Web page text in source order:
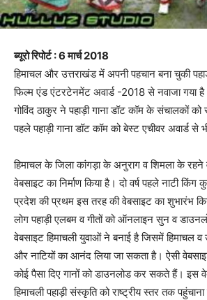
ब्यूरो रिपोर्ट : 6 मार्च 2018
हिमाचल और उत्तराखंड में अपनी पहचान बना चुकी
फिल्म एंड एंटरटेनमेंट अवार्ड -2018 से नवाजा गया
गोविंद ठाकुर ने पहाड़ी गाना डॉट कॉम के संचालकों
पहले पहाड़ी गाना डॉट कॉम को बेस्ट एचीवर अवार्ड से
हिमाचल के जिला कांगड़ा के अनुराग व शिमला के
वेबसाइट का निर्माण किया है। दो वर्ष पहले नाटी किंग
प्रदेश की प्रथम इस तरह की वेबसाइट का शुभारंभ
लोग पहाड़ी एलबम व गीतों को ऑनलाइन सुन व
वेबसाइट हिमाचली युवाओं ने बनाई है जिसमें हिमाचल
और नाटियों का आनंद लिया जा सकता है। ऐसी
कोई पैसा दिए गानों को डाउनलोड कर सकते हैं। इस
हिमाचली पहाड़ी संस्कृति को राष्ट्रीय स्तर तक